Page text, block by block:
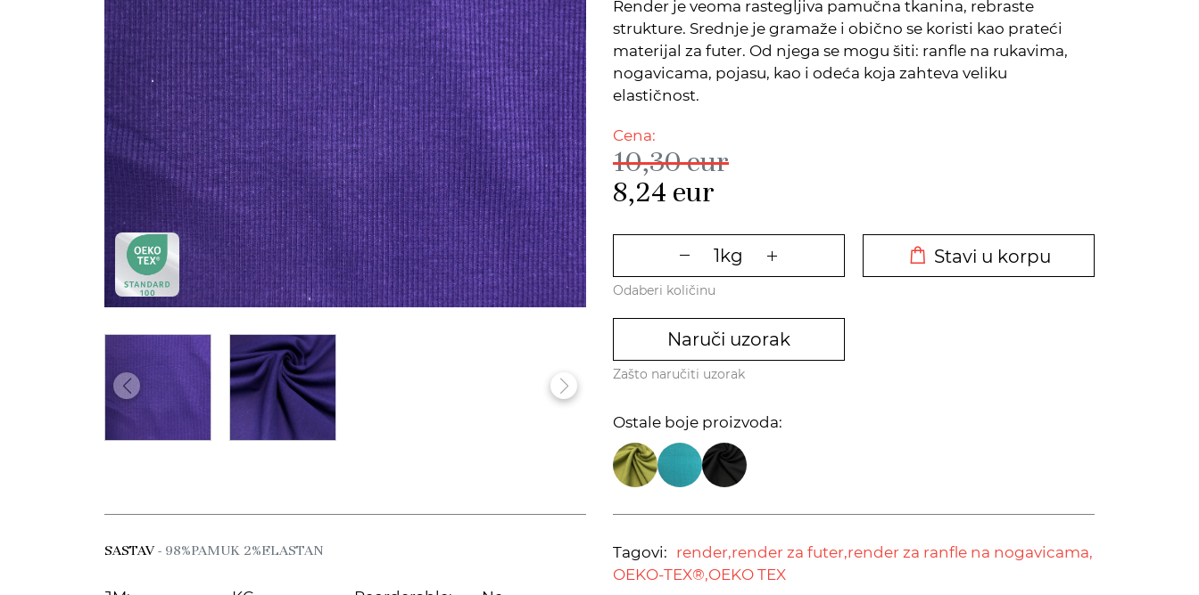
Render je veoma rastegljiva pamučna tkanina, rebraste
strukture. Srednje je gramaže i obično se koristi kao prateći
materijal za futer. Od njega se mogu šiti: ranfle na rukavima,
nogavicama, pojasu, kao i odeća koja zahteva veliku
elastičnost.
Cena:
10,30eur
8,24 eur
Stavi u korpu
Odaberi količinu
Naruči uzorak
Zašto naručiti uzorak
Ostale boje proizvoda:
SASTAV- 98%PAMUK 2%ELASTAN Tagovi: render,render za futer,render za ranfle na nogavicama,
OEKO-TEX®,OEKO TEX